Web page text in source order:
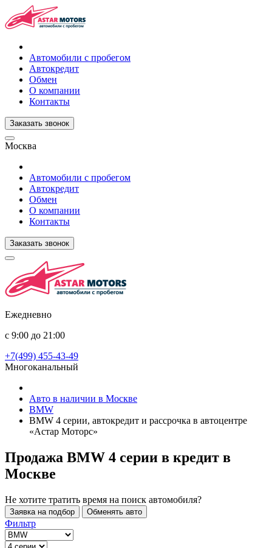
Автомобили с пробегом
Автокредит
Обмен
О компании
Контакты
Заказать звонок
Москва
Автомобили с пробегом
Автокредит
Обмен
О компании
Контакты
Заказать звонок
Ежедневно
с 9:00 до 21:00
+7(499) 455-43-49
Многоканальный
Авто в наличии в Москве
BMW
BMW 4 серии, автокредит и рассрочка в автоцентре
«Астар Моторс»
Продажа BMW 4 серии в кредит в
Москве
Не хотите тратить время на поиск автомобиля?
Заявка на подбор Обменять авто
Фильтр